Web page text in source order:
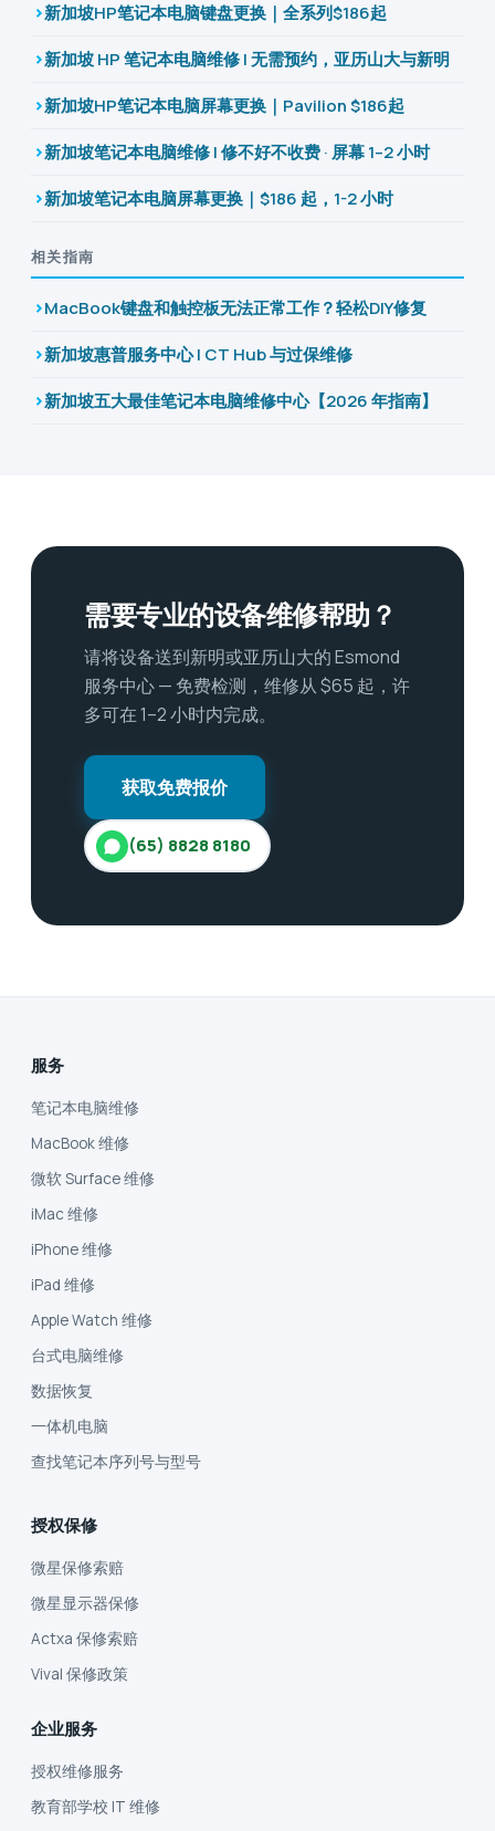
新加坡HP笔记本电脑键盘更换｜全系列$186起
新加坡 HP 笔记本电脑维修 | 无需预约，亚历山大与新明
新加坡HP笔记本电脑屏幕更换｜Pavilion $186起
新加坡笔记本电脑维修 | 修不好不收费 · 屏幕 1–2 小时
新加坡笔记本电脑屏幕更换｜$186 起，1-2 小时
相关指南
MacBook键盘和触控板无法正常工作？轻松DIY修复
新加坡惠普服务中心 | CT Hub 与过保维修
新加坡五大最佳笔记本电脑维修中心【2026 年指南】
需要专业的设备维修帮助？
请将设备送到新明或亚历山大的 Esmond
服务中心 — 免费检测，维修从 $65 起，许
多可在 1–2 小时内完成。
获取免费报价
(65) 8828 8180
服务
笔记本电脑维修
MacBook 维修
微软 Surface 维修
iMac 维修
iPhone 维修
iPad 维修
Apple Watch 维修
台式电脑维修
数据恢复
一体机电脑
查找笔记本序列号与型号
授权保修
微星保修索赔
微星显示器保修
Actxa 保修索赔
Vival 保修政策
企业服务
授权维修服务
教育部学校 IT 维修